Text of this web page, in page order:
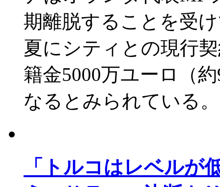
期離脱することを受
夏にシティとの現行
籍金5000万ユーロ（
なるとみられている。
「トルコはレベルが